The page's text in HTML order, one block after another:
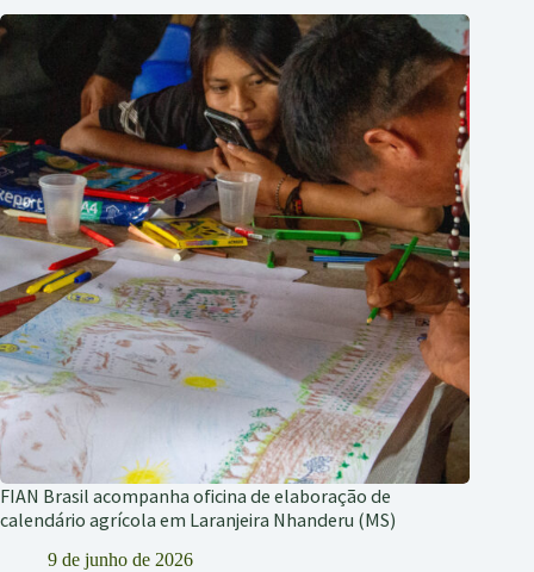
FIAN Brasil acompanha oficina de elaboração de
calendário agrícola em Laranjeira Nhanderu (MS)
9 de junho de 2026